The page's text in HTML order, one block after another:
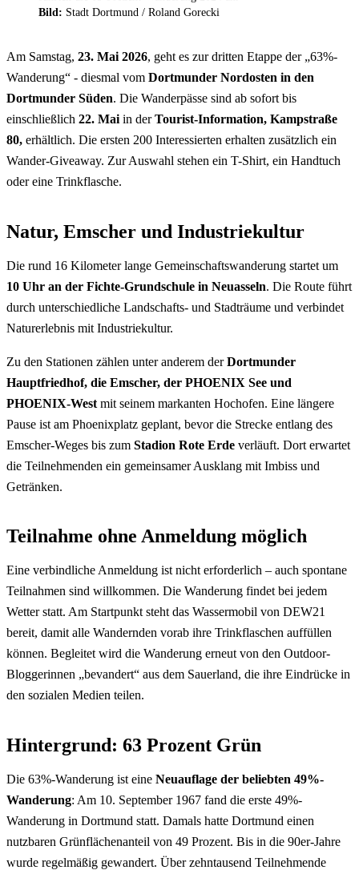
Bild: Stadt Dortmund / Roland Gorecki
Am Samstag, 23. Mai 2026, geht es zur dritten Etappe der „63%-
Wanderung“ - diesmal vom Dortmunder Nordosten in den
Dortmunder Süden. Die Wanderpässe sind ab sofort bis
einschließlich 22. Mai in derTourist-Information, Kampstraße
80, erhältlich. Die ersten 200 Interessierten erhalten zusätzlich ein
Wander-Giveaway. Zur Auswahl stehen ein T-Shirt, ein Handtuch
oder eine Trinkflasche.
Natur, Emscher und Industriekultur
Die rund 16 Kilometer lange Gemeinschaftswanderung startet um
10 Uhr an der Fichte-Grundschule in Neuasseln. Die Route führt
durch unterschiedliche Landschafts- und Stadträume und verbindet
Naturerlebnis mit Industriekultur.
Zu den Stationen zählen unter anderem derDortmunder
Hauptfriedhof, die Emscher, der PHOENIX See und
PHOENIX-West mit seinem markanten Hochofen. Eine längere
Pause ist am Phoenixplatz geplant, bevor die Strecke entlang des
Emscher-Weges bis zum Stadion Rote Erde verläuft. Dort erwartet
die Teilnehmenden ein gemeinsamer Ausklang mit Imbiss und
Getränken.
Teilnahme ohne Anmeldung möglich
Eine verbindliche Anmeldung ist nicht erforderlich – auch spontane
Teilnahmen sind willkommen. Die Wanderung findet bei jedem
Wetter statt. Am Startpunkt steht das Wassermobil von DEW21
bereit, damit alle Wandernden vorab ihre Trinkflaschen auffüllen
können. Begleitet wird die Wanderung erneut von den Outdoor-
Bloggerinnen „bevandert“ aus dem Sauerland, die ihre Eindrücke in
den sozialen Medien teilen.
Hintergrund: 63 Prozent Grün
Die 63%-Wanderung ist eine Neuauflage der beliebten 49%-
Wanderung: Am 10. September 1967 fand die erste 49%-
Wanderung in Dortmund statt. Damals hatte Dortmund einen
nutzbaren Grünflächenanteil von 49 Prozent. Bis in die 90er-Jahre
wurde regelmäßig gewandert. Über zehntausend Teilnehmende